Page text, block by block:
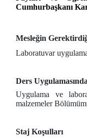
Cumhurbaşkanı
Mesleğin
Laboratuvar
Ders
Uygulama ve
malzemeler
Staj Koşulları